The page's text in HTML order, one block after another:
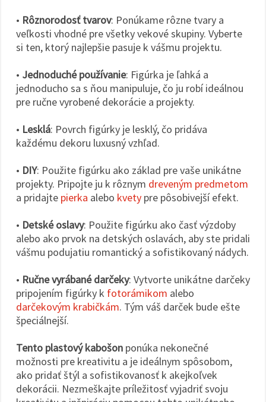
• Rôznorodosť tvarov: Ponúkame rôzne tvary a
veľkosti vhodné pre všetky vekové skupiny. Vyberte
si ten, ktorý najlepšie pasuje k vášmu projektu.
• Jednoduché používanie: Figúrka je ľahká a
jednoducho sa s ňou manipuluje, čo ju robí ideálnou
pre ručne vyrobené dekorácie a projekty.
• Lesklá: Povrch figúrky je lesklý, čo pridáva
každému dekoru luxusný vzhľad.
• DIY: Použite figúrku ako základ pre vaše unikátne
projekty. Pripojte ju k rôznym dreveným predmetom
a pridajte pierka alebo kvety pre pôsobivejší efekt.
• Detské oslavy: Použite figúrku ako časť výzdoby
alebo ako prvok na detských oslavách, aby ste pridali
vášmu podujatiu romantický a sofistikovaný nádych.
• Ručne vyrábané darčeky: Vytvorte unikátne darčeky
pripojením figúrky k fotorámikom alebo
darčekovým krabičkám. Tým váš darček bude ešte
špeciálnejší.
Tento plastový kabošon ponúka nekonečné
možnosti pre kreativitu a je ideálnym spôsobom,
ako pridať štýl a sofistikovanosť k akejkoľvek
dekorácii. Nezmeškajte príležitosť vyjadriť svoju